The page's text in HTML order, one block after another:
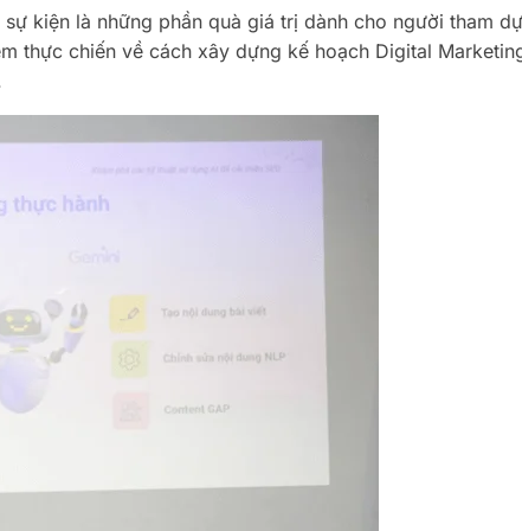
kiện là những phần quà giá trị dành cho người tham
thực chiến về cách xây dựng kế hoạch Digital